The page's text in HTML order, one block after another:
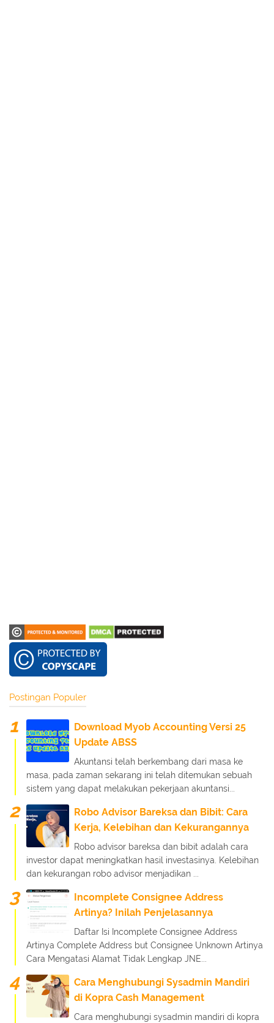
Postingan Populer
Download Myob Accounting Versi 25
Update ABSS
Akuntansi telah berkembang dari masa ke
masa, pada zaman sekarang ini telah ditemukan sebuah
sistem yang dapat melakukan pekerjaan akuntansi...
Robo Advisor Bareksa dan Bibit: Cara
Kerja, Kelebihan dan Kekurangannya
Robo advisor bareksa dan bibit adalah cara
investor dapat meningkatkan hasil investasinya. Kelebihan
dan kekurangan robo advisor menjadikan ...
Incomplete Consignee Address
Artinya? Inilah Penjelasannya
Daftar Isi Incomplete Consignee Address
Artinya Complete Address but Consignee Unknown Artinya
Cara Mengatasi Alamat Tidak Lengkap JNE...
Cara Menghubungi Sysadmin Mandiri
di Kopra Cash Management
Cara menghubungi sysadmin mandiri di kopra